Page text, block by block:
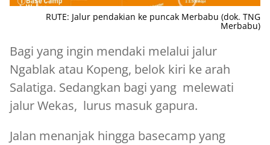
RUTE: Jalur pendakian ke puncak Merbabu (dok. TNG
Merbabu)
Bagi yang ingin mendaki melalui jalur
Ngablak atau Kopeng, belok kiri ke arah
Salatiga. Sedangkan bagi yang melewati
jalur Wekas, lurus masuk gapura.
Jalan menanjak hingga basecamp yang